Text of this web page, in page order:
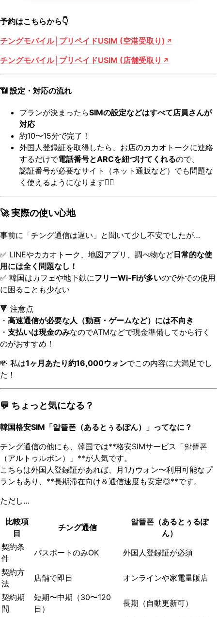
予約はこちらから👇
チングモバイル│プリペイドUSIM (空港受取り)
チングモバイル│プリペイドUSIM (店舗受取り
📶 設定・対応の流れ
プランが決まったらSIMの設定などはすべて店員さんが
対応
約10〜15分で完了！
外国人登録証を取得したら、お店のカカオトークに連絡
するだけで電話番号とARCを紐づけてくれるので、
認証番号が必要なサイト（ネット通販など）でも問題な
く使えるようになります🙆‍♀️
🚀 実際の使い心地
事前に「チング通信は遅い」と聞いて少し不安でしたが…
✅ LINEやカカオトーク、地図アプリ、調べ物など日常的な使
用には全く問題なし！
✅ 韓国はカフェや地下鉄にフリーWi-Fiが多いので外での使用
に困ることも少ない
🔻 注意点
・ 高速通信が必要な人（動画・ゲームなど）には不向き
・ 支払いは現金のみなのでATMなどで現金準備してから行く
のがおすすめ！
💸 私は1ヶ月あたり約16,000ウォンでこの内容に大満足でし
た！
💬 ちょっと気になる？
韓国格安SIM「알뜰폰（あるとぅるぽん）」ってなに？
チング通信の他にも、韓国では**格安SIMサービス「알뜰폰
（アルトゥルポン）」**が人気です。
こちらは外国人登録証があれば、月1万ウォン〜利用可能なプ
ランもあり、**長期滞在向け＆通信速度も安定◎**です。
ただし…
比較項
目
チング通信
알뜰폰（あるとぅるぽ
ん）
契約条
件
パスポートのみOK
外国人登録証が必須
契約方
法
店舗で即日
オンラインや家電量販店
契約期
間
短期〜中期（30〜120
日）
長期（自動更新可）